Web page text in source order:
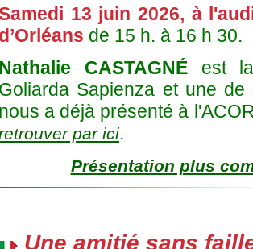
13 juin 2026, à
d’Orléans de 15 h. à 16 h 30.
Nathalie CASTAGNÉest la
Goliarda Sapienza et une
nous a déjà présenté à
par ici.
Présentation plus
Une amitié sans